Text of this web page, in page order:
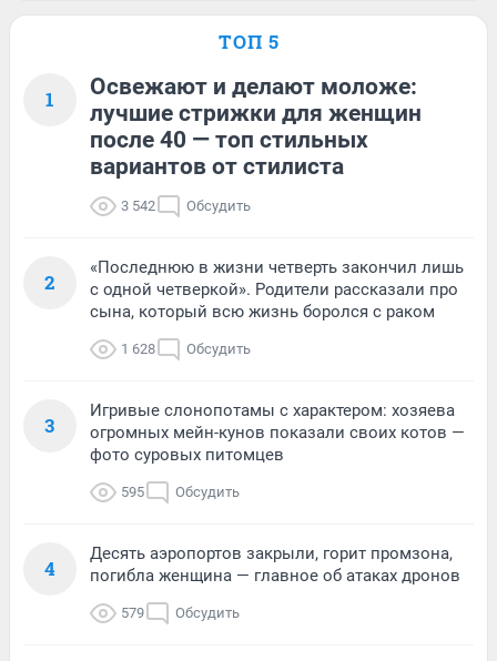
ТОП 5
1
Освежают и делают моложе:
лучшие стрижки для женщин
после 40 — топ стильных
вариантов от стилиста
3 542 Обсудить
2
«Последнюю в жизни четверть закончил лишь
с одной четверкой». Родители рассказали про
сына, который всю жизнь боролся с раком
1 628 Обсудить
3
Игривые слонопотамы с характером: хозяева
огромных мейн-кунов показали своих котов —
фото суровых питомцев
595 Обсудить
4
Десять аэропортов закрыли, горит промзона,
погибла женщина — главное об атаках дронов
579 Обсудить